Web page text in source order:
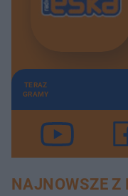
TERAZ
GRAMY
NAJNOWSZE Z